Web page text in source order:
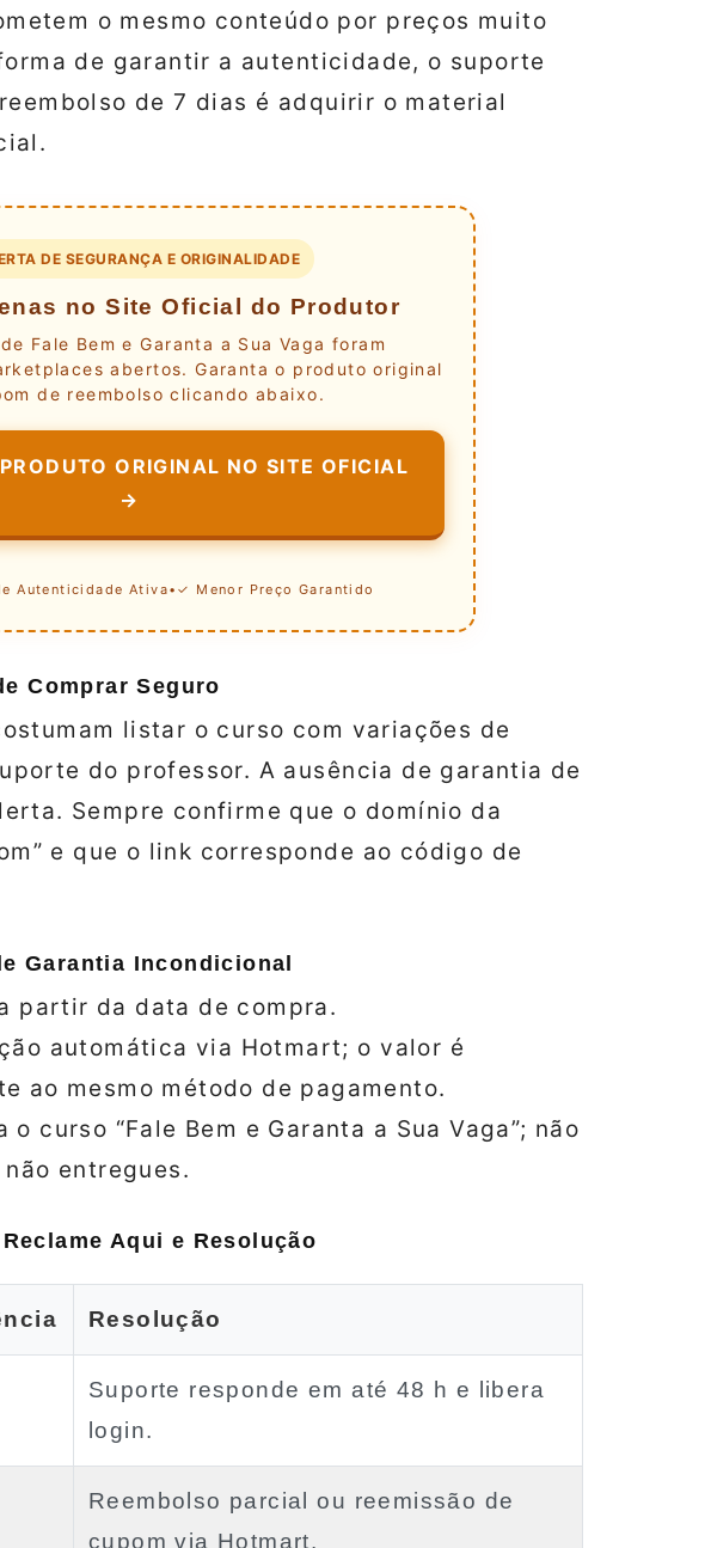
o mesmo conteúdo por preços muito
de garantir a autenticidade, o suporte
de 7 dias é adquirir o material
DE SEGURANÇA E ORIGINALIDADE
no Site Oficial do Produtor
Fale Bem e Garanta a Sua Vaga foram
abertos. Garanta o produto original
de reembolso clicando abaixo.
ORIGINAL NO SITE OFICIAL
→
Autenticidade Ativa• ✓ Menor Preço Garantido
Comprar Seguro
listar o curso com variações de
do professor. A ausência de garantia de
Sempre confirme que o domínio da
e que o link corresponde ao código de
Garantia Incondicional
partir da data de compra.
automática via Hotmart; o valor é
ao mesmo método de pagamento.
curso “Fale Bem e Garanta a Sua Vaga”; não
entregues.
Aqui e Resolução
Resolução
Suporte responde em até 48 h e libera
login.
Reembolso parcial ou reemissão de
cupom via Hotmart.